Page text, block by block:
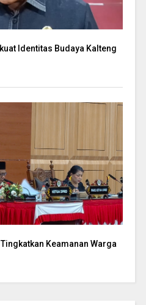
Identitas Budaya Kalteng
Keamanan Warga